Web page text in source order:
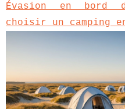
Évasion en bord
choisir un camping